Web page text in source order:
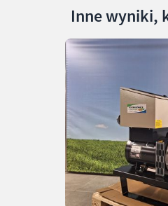
Inne wyniki,